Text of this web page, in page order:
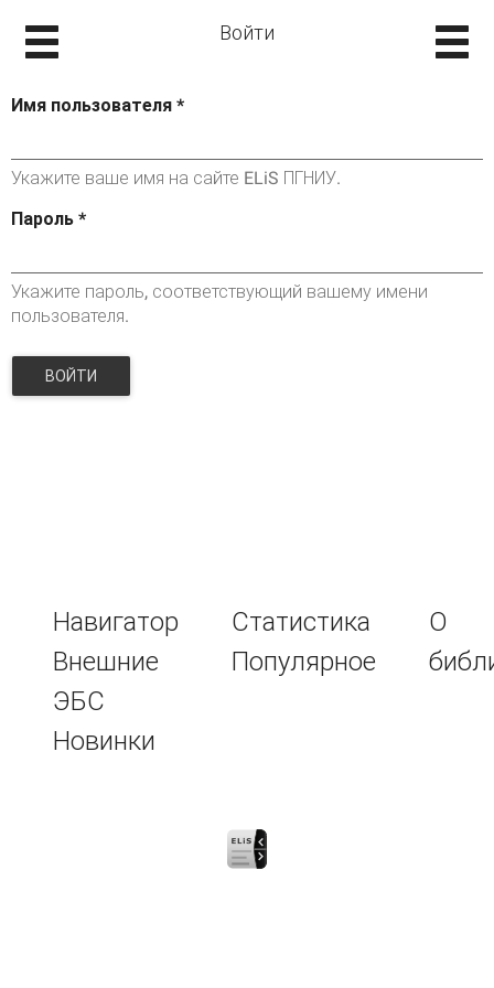
Войти
Имя пользователя *
Укажите ваше имя на сайте ELiS ПГНИУ.
Пароль *
Укажите пароль, соответствующий вашему имени
пользователя.
ВОЙТИ
Навигатор
Внешние
ЭБС
Новинки
Статистика
Популярное
О